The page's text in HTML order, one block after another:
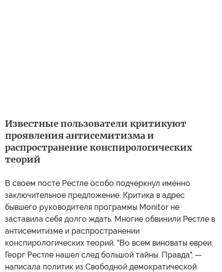
Известные пользователи критикуют
проявления антисемитизма и
распространение конспирологических
теорий
В своем посте Рестле особо подчеркнул именно
заключительное предложение. Критика в адрес
бывшего руководителя программы Monitor не
заставила себя долго ждать. Многие обвинили Рестле в
антисемитизме и распространении
конспирологических теорий. "Во всем виноваты евреи.
Георг Рестле нашел след большой тайны. Правда", —
написала политик из Свободной демократической